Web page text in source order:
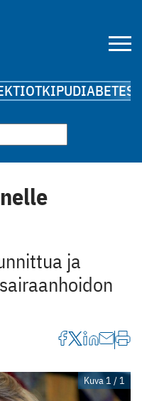
KIPUDIABETES
ja
Kuva 1 / 1